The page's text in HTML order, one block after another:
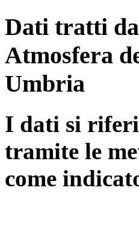
Dati tratti
Atmosfera
Umbria
I dati si
tramite le
come